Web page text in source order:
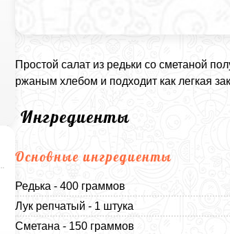
Простой салат из редьки со сметаной
ржаным хлебом и подходит как легкая
Ингредиенты
Основные ингредиенты
Редька - 400 граммов
Лук репчатый - 1 штука
Сметана - 150 граммов